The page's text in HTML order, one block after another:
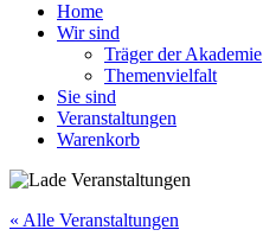
Home
Wir sind
Träger der Akademie
Themenvielfalt
Sie sind
Veranstaltungen
Warenkorb
« Alle Veranstaltungen